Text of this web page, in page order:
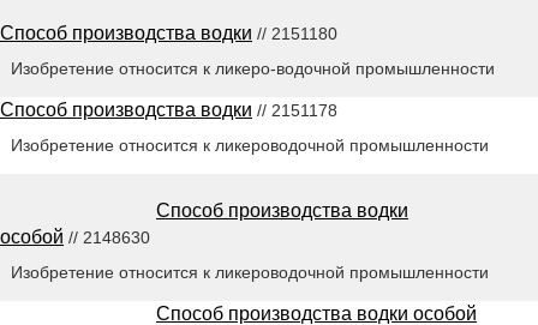
Способ производства водки // 2151180
Изобретение относится к ликеро-водочной промышленности
Способ производства водки // 2151178
Изобретение относится к ликероводочной промышленности
Способ производства водки
особой // 2148630
Изобретение относится к ликероводочной промышленности
Способ производства водки особой